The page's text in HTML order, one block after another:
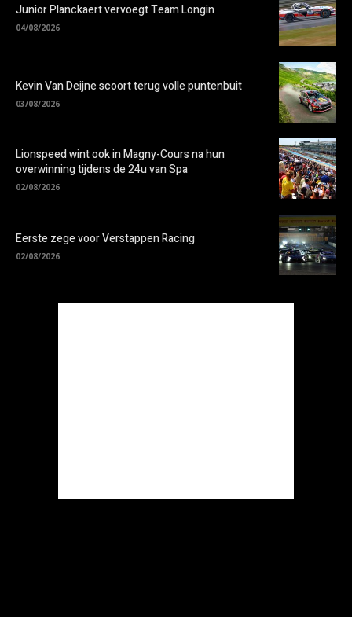
Junior Planckaert vervoegt Team Longin
04/08/2026
Kevin Van Deijne scoort terug volle puntenbuit
03/08/2026
Lionspeed wint ook in Magny-Cours na hun
overwinning tijdens de 24u van Spa
02/08/2026
Eerste zege voor Verstappen Racing
02/08/2026